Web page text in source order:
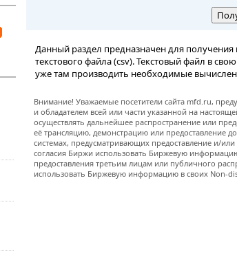
Данный раздел предназначен для
текстового файла (csv). Текстовый файл в
уже там производить необходимые
Внимание! Уважаемые посетители сайта mfd.ru,
и обладателем всей или части указанной на
осуществлять дальнейшее распространение или
её трансляцию, демонстрацию или предоставление
системах, предусматривающих предоставление и/
согласия Биржи использовать Биржевую
предоставления третьим лицам или публичного
использовать Биржевую информацию в своих Non-